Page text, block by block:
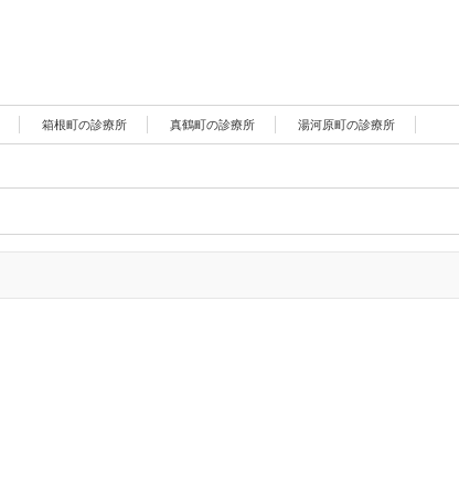
箱根町の診療所 真鶴町の診療所 湯河原町の診療所